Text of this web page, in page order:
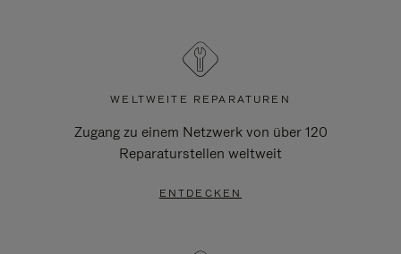
WELTWEITE REPARATUREN
Zugang zu einem Netzwerk von über 120
Reparaturstellen weltweit
ENTDECKEN